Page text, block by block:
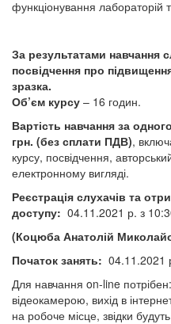
функціонування лабораторій
За результатами навчання
посвідчення про
зразка.
Об’єм курсу – 16 годин.
Вартість навчання за
грн. (без сплати ПДВ),
курсу, посвідчення,
електронному вигляді.
Реєстрація слухачів та
доступу: 04.11.2021 р. з
(Коцюба Анатолій
Початок занять: 04.11.2021
Для навчання on-line
відеокамерою, вихід в
на робоче місце, звідки